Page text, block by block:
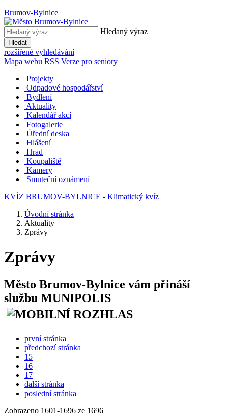
Brumov-Bylnice
Hledaný výraz
Hledat
rozšířené vyhledávání
Mapa webu RSS Verze pro seniory
Projekty
Odpadové hospodářství
Bydlení
Aktuality
Kalendář akcí
Fotogalerie
Úřední deska
Hlášení
Hrad
Koupaliště
Kamery
Smuteční oznámení
KVÍZ BRUMOV-BYLNICE - Klimatický kvíz
Úvodní stránka
Aktuality
Zprávy
Zprávy
Město Brumov-Bylnice vám přináší
službu MUNIPOLIS
první stránka
předchozí stránka
15
16
17
další stránka
poslední stránka
Zobrazeno 1601-1696 ze 1696